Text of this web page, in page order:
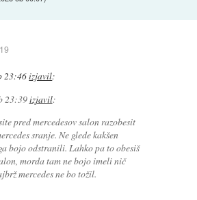
23:46izjavil:
23:39izjavil:
pred mercedesov salon razobesit
sranje. Ne glede kakšen
bojo odstranili. Lahko pa to obesiš
morda tam ne bojo imeli nič
mercedes ne bo tožil.